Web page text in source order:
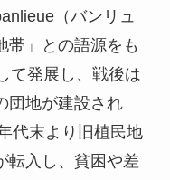
（バンリュ
帯」との語源をも
て発展し、戦後は
団地が建設され
代末より旧植民地
転入し、貧困や差